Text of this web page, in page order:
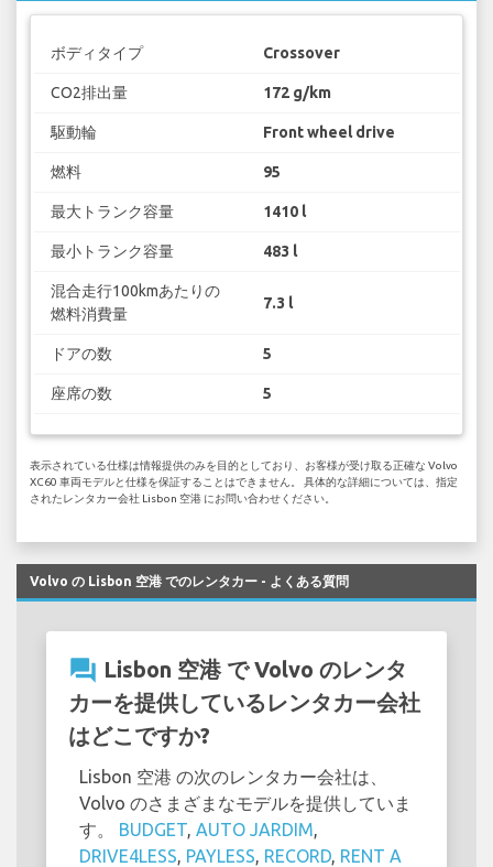
ボディタイプ Crossover
CO2排出量 172 g/km
駆動輪 Front wheel drive
燃料 95
最大トランク容量 1410 l
最小トランク容量 483 l
混合走行100kmあたりの
燃料消費量
7.3 l
ドアの数 5
座席の数 5
表示されている仕様は情報提供のみを目的としており、お客様が受け取る正確な Volvo
XC60 車両モデルと仕様を保証することはできません。 具体的な詳細については、指定
されたレンタカー会社 Lisbon 空港 にお問い合わせください。
Volvo の Lisbon 空港 でのレンタカー - よくある質問
question_answer Lisbon 空港 で Volvo のレンタ
カーを提供しているレンタカー会社
はどこですか?
Lisbon 空港 の次のレンタカー会社は、
Volvo のさまざまなモデルを提供していま
す。 BUDGET AUTO JARDIM
DRIVE4LESS PAYLESS RECORD RENT A